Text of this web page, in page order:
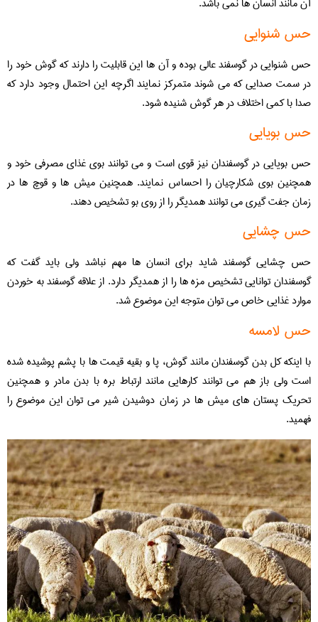
آن مانند انسان ها نمی باشد.
حس شنوایی
حس شنوایی در گوسفند عالی بوده و آن ها این قابلیت را دارند که گوش خود را
در سمت صدایی که می شوند متمرکز نمایند اگرچه این احتمال وجود دارد که
صدا با کمی اختلاف در هر گوش شنیده شود.
حس بویایی
حس بویایی در گوسفندان نیز قوی است و می توانند بوی غذای مصرفی خود و
همچنین بوی شکارچیان را احساس نمایند. همچنین میش ها و قوچ ها در
زمان جفت گیری می توانند همدیگر را از روی بو تشخیص دهند.
حس چشایی
حس چشایی گوسفند شاید برای انسان ها مهم نباشد ولی باید گفت که
گوسفندان توانایی تشخیص مزه ها را از همدیگر دارد. از علاقه گوسفند به خوردن
موارد غذایی خاص می توان متوجه این موضوع شد.
حس لامسه
با اینکه کل بدن گوسفندان مانند گوش، پا و بقیه قیمت ها با پشم پوشیده شده
است ولی باز هم می توانند کارهایی مانند ارتباط بره با بدن مادر و همچنین
تحریک پستان های میش ها در زمان دوشیدن شیر می توان این موضوع را
فهمید.